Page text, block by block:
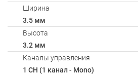
Ширина
3.5 мм
Высота
3.2 мм
Каналы управления
1 CH (1 канал - Mono)